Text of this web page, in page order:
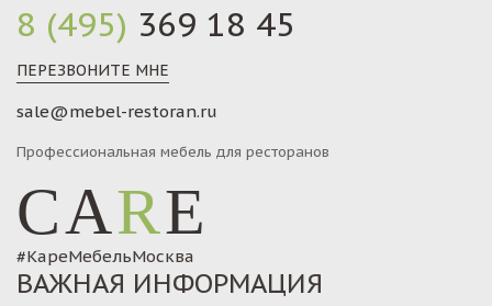
8 (495) 369 18 45
ПЕРЕЗВОНИТЕ МНЕ
sale@mebel-restoran.ru
Профессиональная мебель для ресторанов
CARE
#КареМебельМосква
ВАЖНАЯ ИНФОРМАЦИЯ